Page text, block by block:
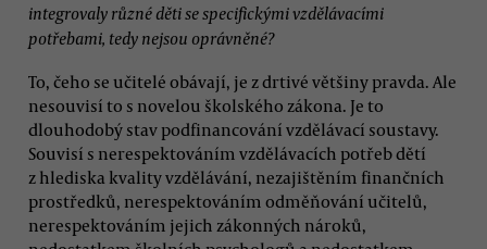
integrovaly různé děti se specifickými vzdělávacími
potřebami, tedy nejsou oprávněné?
To, čeho se učitelé obávají, je z drtivé většiny pravda. Ale
nesouvisí to s novelou školského zákona. Je to
dlouhodobý stav podfinancování vzdělávací soustavy.
Souvisí s nerespektováním vzdělávacích potřeb dětí
z hlediska kvality vzdělávání, nezajištěním finančních
prostředků, nerespektováním odměňování učitelů,
nerespektováním jejich zákonných nároků,